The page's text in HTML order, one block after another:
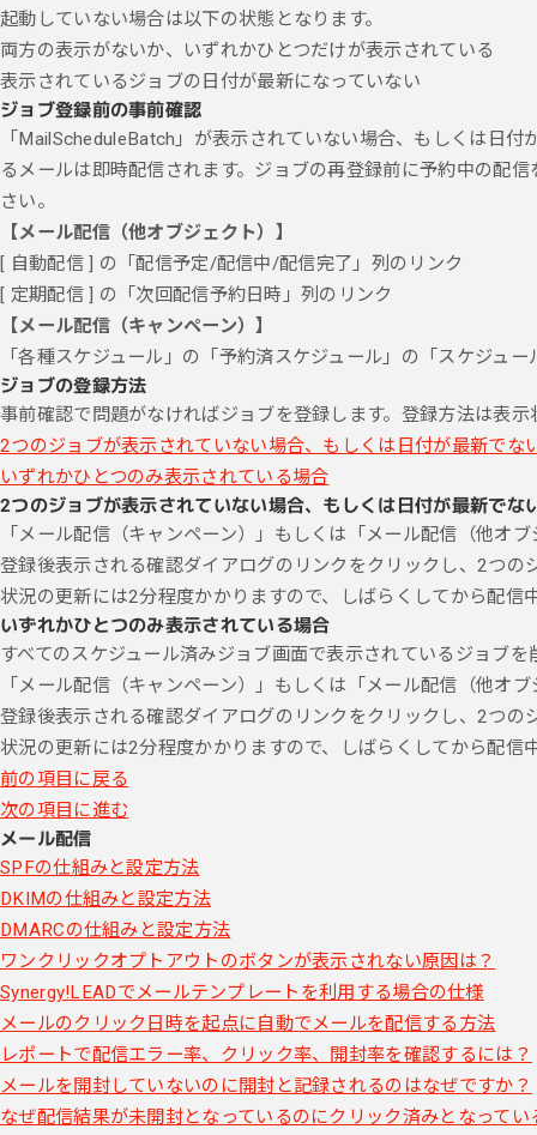
起動していない場合は以下の状態となります。
両方の表示がないか、いずれかひとつだけが表示されている
表示されているジョブの日付が最新になっていない
ジョブ登録前の事前確認
「MailScheduleBatch」が表示されていない場合、もしくは日
るメールは即時配信されます。ジョブの再登録前に予約中の配
さい。
【メール配信（他オブジェクト）】
[ 自動配信 ] の「配信予定/配信中/配信完了」列のリンク
[ 定期配信 ] の「次回配信予約日時」列のリンク
【メール配信（キャンペーン）】
「各種スケジュール」の「予約済スケジュール」の「スケジュ
ジョブの登録方法
事前確認で問題がなければジョブを登録します。登録方法は表
2つのジョブが表示されていない場合、もしくは日付が最新でな
いずれかひとつのみ表示されている場合
2つのジョブが表示されていない場合、もしくは日付が最新でな
「メール配信（キャンペーン）」もしくは「メール配信（他オ
登録後表示される確認ダイアログのリンクをクリックし、2つ
状況の更新には2分程度かかりますので、しばらくしてから配信
いずれかひとつのみ表示されている場合
すべてのスケジュール済みジョブ画面で表示されているジョブを
「メール配信（キャンペーン）」もしくは「メール配信（他オ
登録後表示される確認ダイアログのリンクをクリックし、2つ
状況の更新には2分程度かかりますので、しばらくしてから配信
前の項目に戻る
次の項目に進む
メール配信
SPFの仕組みと設定方法
DKIMの仕組みと設定方法
DMARCの仕組みと設定方法
ワンクリックオプトアウトのボタンが表示されない原因は？
Synergy!LEADでメールテンプレートを利用する場合の仕様
メールのクリック日時を起点に自動でメールを配信する方法
レポートで配信エラー率、クリック率、開封率を確認するには？
メールを開封していないのに開封と記録されるのはなぜですか？
なぜ配信結果が未開封となっているのにクリック済みとなってい